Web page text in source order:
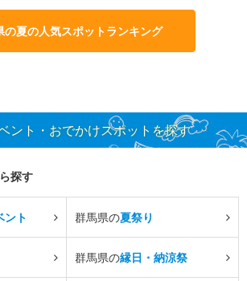
の夏の人気スポットランキング
ント・おでかけスポットを探す
探す
ント 群馬県の夏祭り
群馬県の縁日・納涼祭